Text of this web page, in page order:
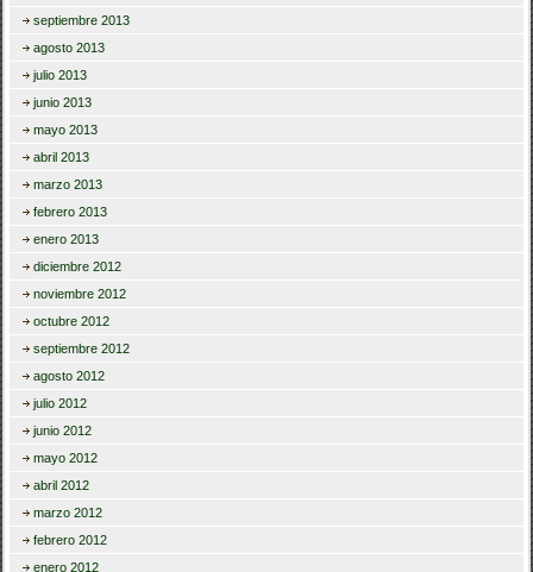
septiembre 2013
agosto 2013
julio 2013
junio 2013
mayo 2013
abril 2013
marzo 2013
febrero 2013
enero 2013
diciembre 2012
noviembre 2012
octubre 2012
septiembre 2012
agosto 2012
julio 2012
junio 2012
mayo 2012
abril 2012
marzo 2012
febrero 2012
enero 2012